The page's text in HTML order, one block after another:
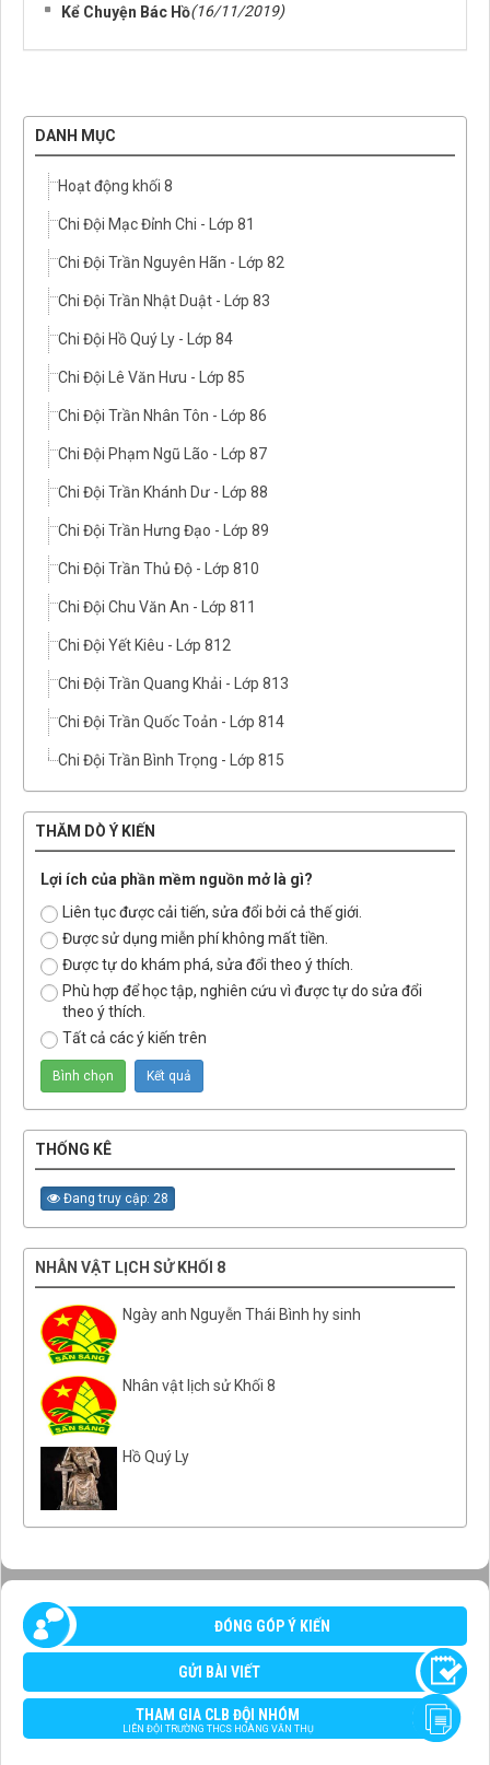
Kể Chuyện Bác Hồ(16/11/2019)
DANH MỤC
Hoạt động khối 8
Chi Đội Mạc Đỉnh Chi - Lớp 81
Chi Đội Trần Nguyên Hãn - Lớp 82
Chi Đội Trần Nhật Duật - Lớp 83
Chi Đội Hồ Quý Ly - Lớp 84
Chi Đội Lê Văn Hưu - Lớp 85
Chi Đội Trần Nhân Tôn - Lớp 86
Chi Đội Phạm Ngũ Lão - Lớp 87
Chi Đội Trần Khánh Dư - Lớp 88
Chi Đội Trần Hưng Đạo - Lớp 89
Chi Đội Trần Thủ Độ - Lớp 810
Chi Đội Chu Văn An - Lớp 811
Chi Đội Yết Kiêu - Lớp 812
Chi Đội Trần Quang Khải - Lớp 813
Chi Đội Trần Quốc Toản - Lớp 814
Chi Đội Trần Bình Trọng - Lớp 815
THĂM DÒ Ý KIẾN
Lợi ích của phần mềm nguồn mở là gì?
Liên tục được cải tiến, sửa đổi bởi cả thế giới.
Được sử dụng miễn phí không mất tiền.
Được tự do khám phá, sửa đổi theo ý thích.
Phù hợp để học tập, nghiên cứu vì được tự do sửa đổi
theo ý thích.
Tất cả các ý kiến trên
THỐNG KÊ
Đang truy cập: 28
NHÂN VẬT LỊCH SỬ KHỐI 8
Ngày anh Nguyễn Thái Bình hy sinh
Nhân vật lịch sử Khối 8
Hồ Quý Ly
ĐÓNG GÓP Ý KIẾN
GỬI BÀI VIẾT
THAM GIA CLB ĐỘI NHÓM
LIÊN ĐỘI TRƯỜNG THCS HOÀNG VĂN THỤ